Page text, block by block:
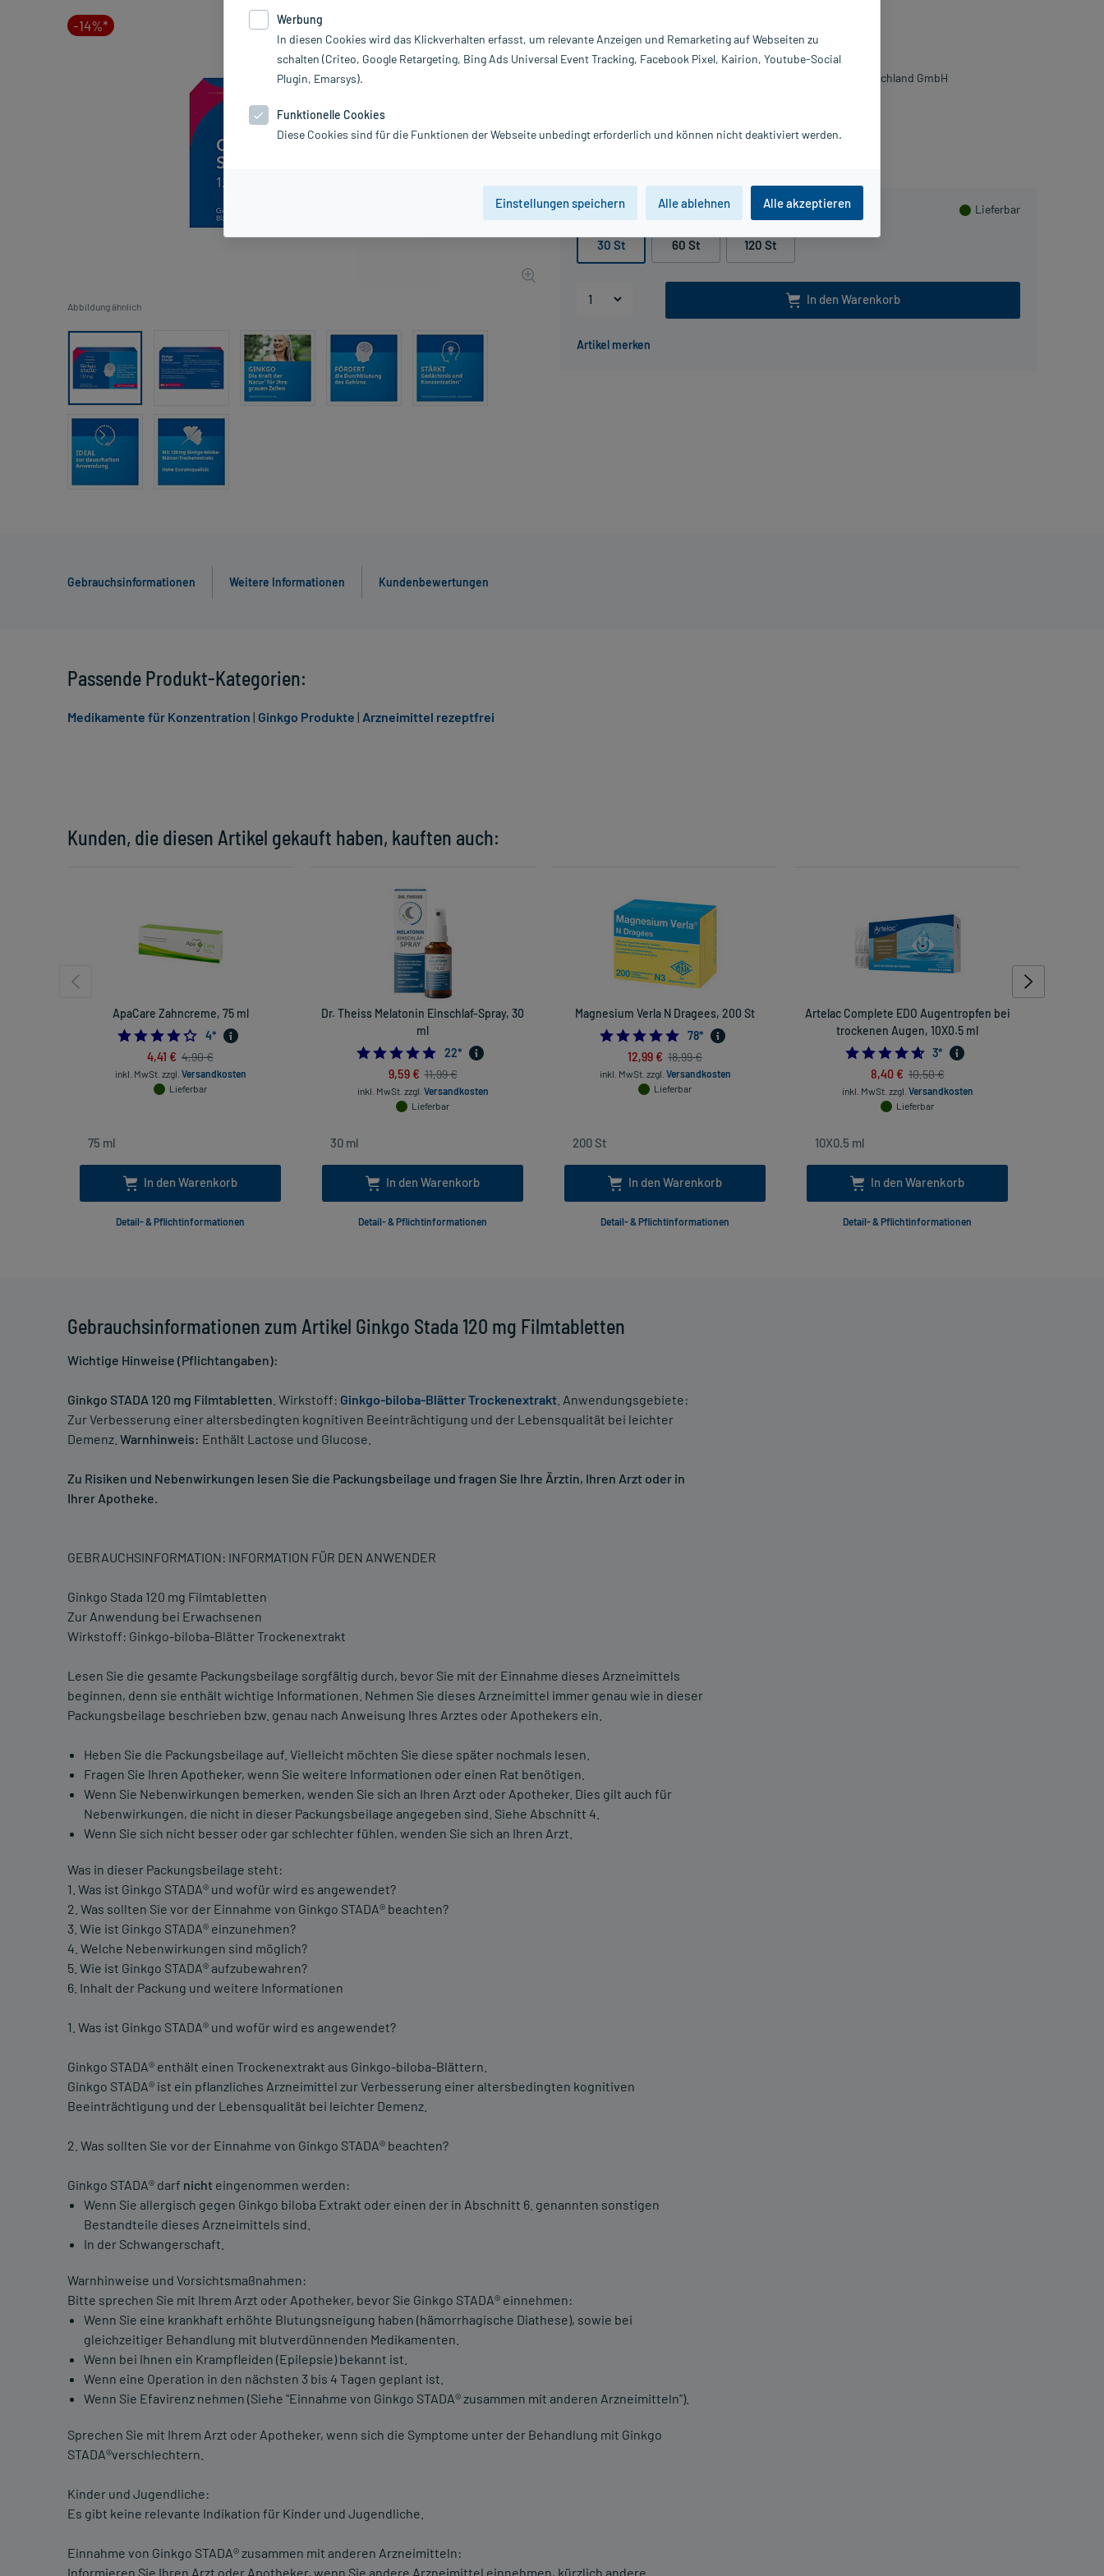
-14%*
Abbildung ähnlich
22,27 €
Packungseinheit Lieferbar
30 St 60 St 120 St
In den Warenkorb
Inhalt:
30 St
PZN:
11538889
STADA Consumer Health Deutschland GmbH
Gebrauchsinformationen Weitere Informationen Kundenbewertungen
Gebrauchsinformationen zum Artikel Ginkgo Stada 120 mg Filmtabletten
Wichtige Hinweise (Pflichtangaben):
Ginkgo STADA 120 mg Filmtabletten . Wirkstoff: Ginkgo-biloba-Blätter Trockenextrakt . Anwendungsgebiete:
Zur Verbesserung einer altersbedingten kognitiven Beeinträchtigung und der Lebensqualität bei leichter
Demenz. Warnhinweis: Enthält Lactose und Glucose.
Zu Risiken und Nebenwirkungen lesen Sie die Packungsbeilage und fragen Sie Ihre Ärztin, Ihren Arzt oder in
Ihrer Apotheke.
GEBRAUCHSINFORMATION: INFORMATION FÜR DEN ANWENDER
Ginkgo Stada 120 mg Filmtabletten
Zur Anwendung bei Erwachsenen
Wirkstoff: Ginkgo-biloba-Blätter Trockenextrakt
Lesen Sie die gesamte Packungsbeilage sorgfältig durch, bevor Sie mit der Einnahme dieses Arzneimittels
beginnen, denn sie enthält wichtige Informationen. Nehmen Sie dieses Arzneimittel immer genau wie in dieser
Packungsbeilage beschrieben bzw. genau nach Anweisung Ihres Arztes oder Apothekers ein.
Heben Sie die Packungsbeilage auf. Vielleicht möchten Sie diese später nochmals lesen.
Fragen Sie Ihren Apotheker, wenn Sie weitere Informationen oder einen Rat benötigen.
Wenn Sie Nebenwirkungen bemerken, wenden Sie sich an Ihren Arzt oder Apotheker. Dies gilt auch für
Nebenwirkungen, die nicht in dieser Packungsbeilage angegeben sind. Siehe Abschnitt 4.
Wenn Sie sich nicht besser oder gar schlechter fühlen, wenden Sie sich an Ihren Arzt.
Was in dieser Packungsbeilage steht:
1. Was ist Ginkgo STADA® und wofür wird es angewendet?
2. Was sollten Sie vor der Einnahme von Ginkgo STADA® beachten?
3. Wie ist Ginkgo STADA® einzunehmen?
4. Welche Nebenwirkungen sind möglich?
5. Wie ist Ginkgo STADA® aufzubewahren?
6. Inhalt der Packung und weitere Informationen
1. Was ist Ginkgo STADA® und wofür wird es angewendet?
Ginkgo STADA® enthält einen Trockenextrakt aus Ginkgo-biloba-Blättern.
Ginkgo STADA® ist ein pflanzliches Arzneimittel zur Verbesserung einer altersbedingten kognitiven
Beeinträchtigung und der Lebensqualität bei leichter Demenz.
2. Was sollten Sie vor der Einnahme von Ginkgo STADA® beachten?
Ginkgo STADA® darf nicht eingenommen werden:
Wenn Sie allergisch gegen Ginkgo biloba Extrakt oder einen der in Abschnitt 6. genannten sonstigen
Bestandteile dieses Arzneimittels sind.
In der Schwangerschaft.
Warnhinweise und Vorsichtsmaßnahmen:
Bitte sprechen Sie mit Ihrem Arzt oder Apotheker, bevor Sie Ginkgo STADA® einnehmen:
Wenn Sie eine krankhaft erhöhte Blutungsneigung haben (hämorrhagische Diathese), sowie bei
gleichzeitiger Behandlung mit blutverdünnenden Medikamenten.
Wenn bei Ihnen ein Krampfleiden (Epilepsie) bekannt ist.
Wenn eine Operation in den nächsten 3 bis 4 Tagen geplant ist.
Wenn Sie Efavirenz nehmen (Siehe "Einnahme von Ginkgo STADA® zusammen mit anderen Arzneimitteln").
Sprechen Sie mit Ihrem Arzt oder Apotheker, wenn sich die Symptome unter der Behandlung mit Ginkgo
STADA®verschlechtern.
Kinder und Jugendliche:
Es gibt keine relevante Indikation für Kinder und Jugendliche.
Einnahme von Ginkgo STADA® zusammen mit anderen Arzneimitteln:
Informieren Sie Ihren Arzt oder Apotheker, wenn Sie andere Arzneimittel einnehmen, kürzlich andere
Kunden, die diesen Artikel gekauft haben, kauften auch:
ApaCare Zahncreme, 75 ml
4.25
4*
4,41 € 4,90 €
inkl. MwSt. zzgl. Versandkosten
Lieferbar
In den Warenkorb
Detail- & Pflichtinformationen
Dr. Theiss Melatonin Einschlaf-Spray, 30
ml
4.7727272727272725
22*
9,59 € 11,99 €
inkl. MwSt. zzgl. Versandkosten
Lieferbar
In den Warenkorb
Detail- & Pflichtinformationen
Magnesium Verla N Dragees, 200 St
4.884615384615385
78*
12,99 € 18,99 €
inkl. MwSt. zzgl. Versandkosten
Lieferbar
In den Warenkorb
Detail- & Pflichtinformationen
Artelac Complete EDO Augentropfen bei
trockenen Augen, 10X0.5 ml
4.666666666666667
3*
8,40 € 10,50 €
inkl. MwSt. zzgl. Versandkosten
Lieferbar
In den Warenkorb
Detail- & Pflichtinformationen
Passende Produkt-Kategorien:
Medikamente für Konzentration | Ginkgo Produkte | Arzneimittel rezeptfrei
Werbung
In diesen Cookies wird das Klickverhalten erfasst, um relevante Anzeigen und Remarketing auf Webseiten zu
schalten (Criteo, Google Retargeting, Bing Ads Universal Event Tracking, Facebook Pixel, Kairion, Youtube-Social
Plugin, Emarsys).
Funktionelle Cookies
Diese Cookies sind für die Funktionen der Webseite unbedingt erforderlich und können nicht deaktiviert werden.
Einstellungen speichern Alle ablehnen Alle akzeptieren